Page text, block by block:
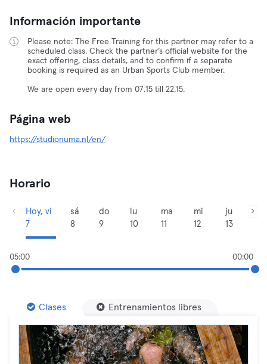
Información importante
Please note: The Free Training for this partner may refer to a
scheduled class. Check the partner’s official website for the
exact offering, class details, and to confirm if a separate
booking is required as an Urban Sports Club member.
We are open every day from 07.15 till 22.15.
Página web
https://studionuma.nl/en/
Horario
Hoy, vi
7
sá
8
do
9
lu
10
ma
11
mi
12
ju
13
05:00 00:00
Clases Entrenamientos libres